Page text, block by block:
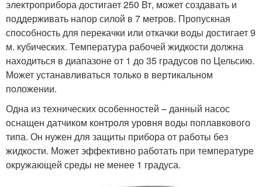
электроприбора достигает 250 Вт, может создавать и
поддерживать напор силой в 7 метров. Пропускная
способность для перекачки или откачки воды достигает 9
м. кубических. Температура рабочей жидкости должна
находиться в диапазоне от 1 до 35 градусов по Цельсию.
Может устанавливаться только в вертикальном
положении.
Одна из технических особенностей – данный насос
оснащен датчиком контроля уровня воды поплавкового
типа. Он нужен для защиты прибора от работы без
жидкости. Может эффективно работать при температуре
окружающей среды не менее 1 градуса.